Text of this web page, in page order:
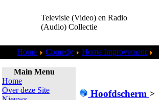
Televisie (Video) en Radio
(Audio) Collectie
Home Comedy Home Improvement
Main Menu
Home
Over deze Site
Hoofdscherm >